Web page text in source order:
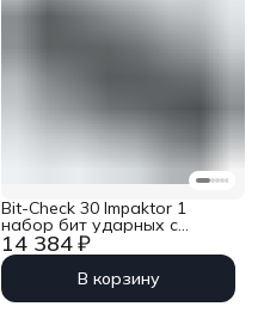
14 384 ₽
Bit-Check 30 Impaktor 1
набор бит ударных с
битодержателем, алмаз, 30
пр., 1/4&quot; C6.3 Wera
WE-057690В корзину